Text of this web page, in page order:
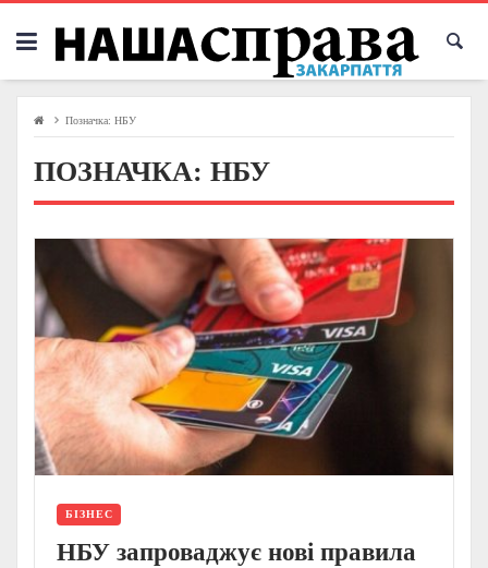
Skip
content
Позначка: НБУ
ПОЗНАЧКА: НБУ
БІЗНЕС
НБУ запроваджує нові правила